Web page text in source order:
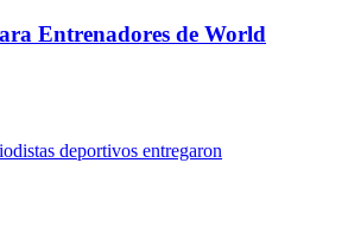
Entrenadores de World